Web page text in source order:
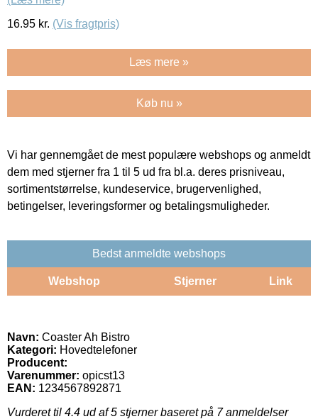
16.95 kr. (Vis fragtpris)
Læs mere »
Køb nu »
Vi har gennemgået de mest populære webshops og anmeldt
dem med stjerner fra 1 til 5 ud fra bl.a. deres prisniveau,
sortimentstørrelse, kundeservice, brugervenlighed,
betingelser, leveringsformer og betalingsmuligheder.
Bedst anmeldte webshops
Webshop Stjerner Link
Navn: Coaster Ah Bistro
Kategori: Hovedtelefoner
Producent:
Varenummer: opicst13
EAN: 1234567892871
Vurderet til 4.4 ud af 5 stjerner baseret på 7anmeldelser